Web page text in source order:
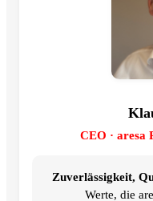
CEO · aresa
Zuverlässigkeit,
Werte, die